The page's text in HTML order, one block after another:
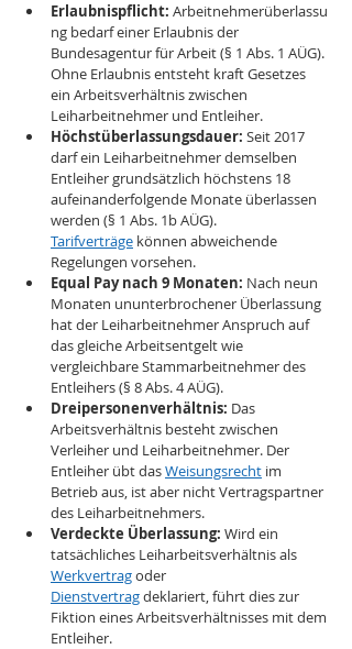
Erlaubnispflicht: Arbeitnehmerüberlassu
ng bedarf einer Erlaubnis der
Bundesagentur für Arbeit (§ 1 Abs. 1 AÜG).
Ohne Erlaubnis entsteht kraft Gesetzes
ein Arbeitsverhältnis zwischen
Leiharbeitnehmer und Entleiher.
Höchstüberlassungsdauer: Seit 2017
darf ein Leiharbeitnehmer demselben
Entleiher grundsätzlich höchstens 18
aufeinanderfolgende Monate überlassen
werden (§ 1 Abs. 1b AÜG).
Tarifverträge können abweichende
Regelungen vorsehen.
Equal Pay nach 9 Monaten: Nach neun
Monaten ununterbrochener Überlassung
hat der Leiharbeitnehmer Anspruch auf
das gleiche Arbeitsentgelt wie
vergleichbare Stammarbeitnehmer des
Entleihers (§ 8 Abs. 4 AÜG).
Dreipersonenverhältnis: Das
Arbeitsverhältnis besteht zwischen
Verleiher und Leiharbeitnehmer. Der
Entleiher übt das Weisungsrecht im
Betrieb aus, ist aber nicht Vertragspartner
des Leiharbeitnehmers.
Verdeckte Überlassung: Wird ein
tatsächliches Leiharbeitsverhältnis als
Werkvertrag oder
Dienstvertrag deklariert, führt dies zur
Fiktion eines Arbeitsverhältnisses mit dem
Entleiher.